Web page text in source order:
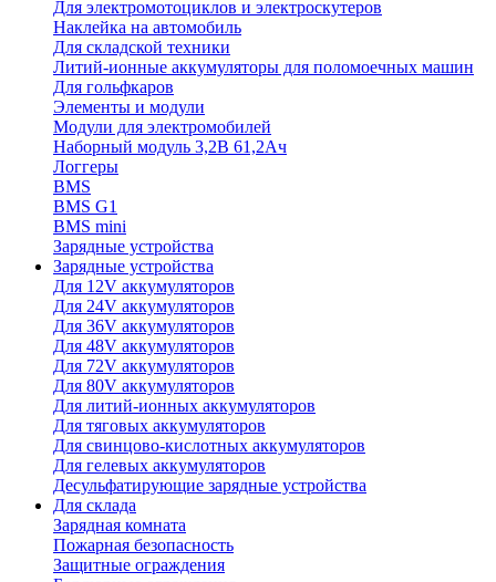
Для электромотоциклов и электроскутеров
Наклейка на автомобиль
Для складской техники
Литий-ионные аккумуляторы для поломоечных машин
Для гольфкаров
Элементы и модули
Модули для электромобилей
Наборный модуль 3,2В 61,2Ач
Логгеры
BMS
BMS G1
BMS mini
Зарядные устройства
Зарядные устройства
Для 12V аккумуляторов
Для 24V аккумуляторов
Для 36V аккумуляторов
Для 48V аккумуляторов
Для 72V аккумуляторов
Для 80V аккумуляторов
Для литий-ионных аккумуляторов
Для тяговых аккумуляторов
Для свинцово-кислотных аккумуляторов
Для гелевых аккумуляторов
Десульфатирующие зарядные устройства
Для склада
Зарядная комната
Пожарная безопасность
Защитные ограждения